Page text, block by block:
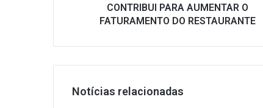
FATURAMENTO
CONTRIBUI PARA AUMENTAR O
FATURAMENTO DO RESTAURANTE
Notícias relacionadas